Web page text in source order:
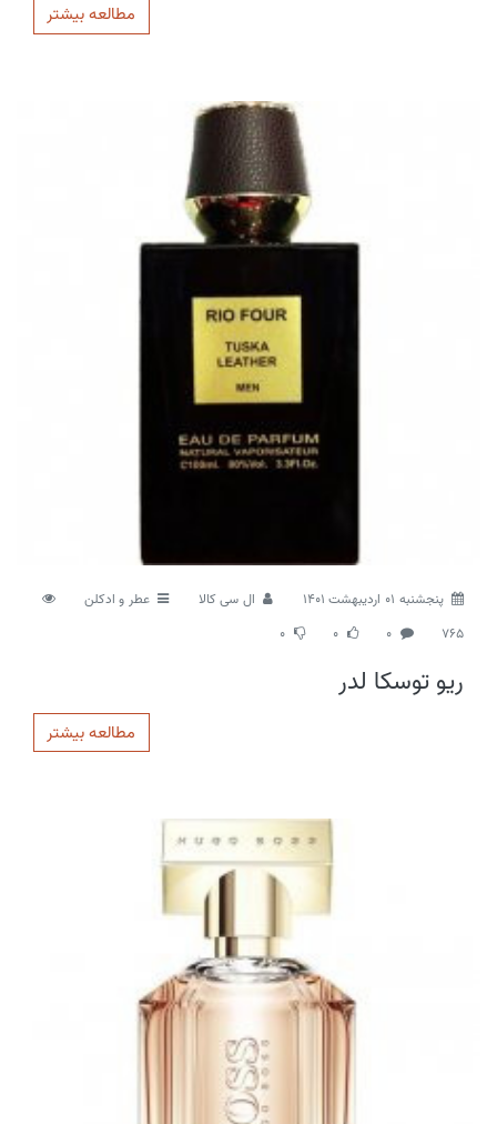
مطالعه بیشتر
پنجشنبه 01 اردیبهشت 1401 ال سی کالا
عطر و ادکلن
765
0
0
0
ریو توسکا لدر
مطالعه بیشتر